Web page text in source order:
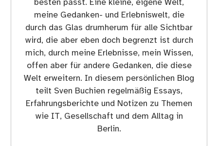
besten passt. Eine kleine, eigene Welt,
meine Gedanken- und Erlebniswelt, die
durch das Glas drumherum für alle Sichtbar
wird, die aber eben doch begrenzt ist durch
mich, durch meine Erlebnisse, mein Wissen,
offen aber für andere Gedanken, die diese
Welt erweitern. In diesem persönlichen Blog
teilt Sven Buchien regelmäßig Essays,
Erfahrungsberichte und Notizen zu Themen
wie IT, Gesellschaft und dem Alltag in
Berlin.